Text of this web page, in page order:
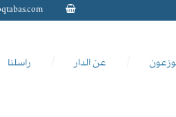
عن الدار راسلنا